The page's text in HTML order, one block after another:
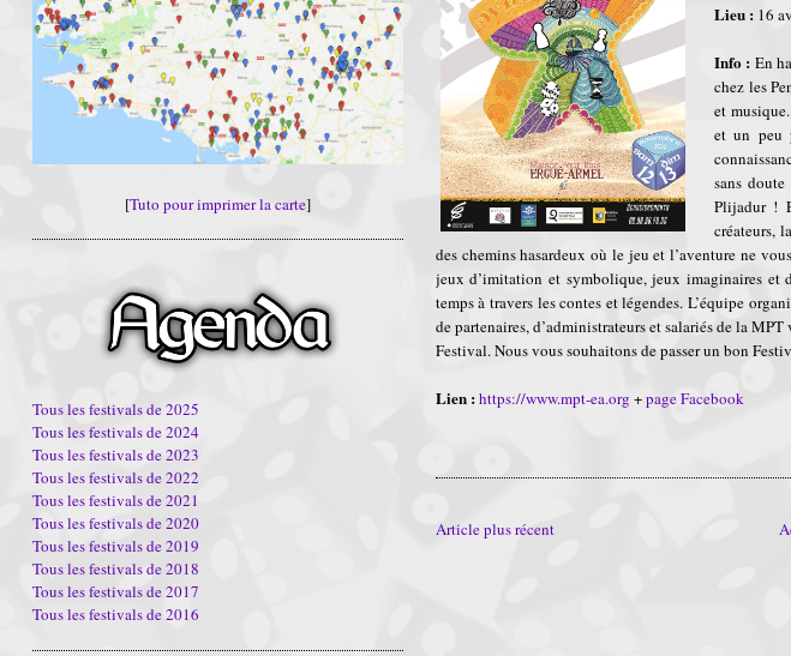
[Tuto pour imprimer la carte]
Tous les festivals de 2025
Tous les festivals de 2024
Tous les festivals de 2023
Tous les festivals de 2022
Tous les festivals de 2021
Tous les festivals de 2020
Tous les festivals de 2019
Tous les festivals de 2018
Tous les festivals de 2017
Tous les festivals de 2016
Lieu : 16
Info : En
chez les
et
et un peu
sans
Plijadur !
créateurs,
des chemins hasardeux où le jeu et l’aventure ne
jeux d’imitation et symbolique, jeux imaginaires et
temps à travers les contes et légendes. L’équipe
de partenaires, d’administrateurs et salariés de la
Festival. Nous vous souhaitons de passer un bon
Lien : https://www.mpt-ea.org +page Facebook
Article plus récent